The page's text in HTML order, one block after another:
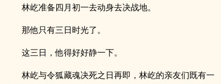
林屹准备四月初一去动身去决战地。
那他只有三日时光了。
这三日，他得好好静一下。
林屹与令狐藏魂决死之日再即，林屹的亲友们既有一